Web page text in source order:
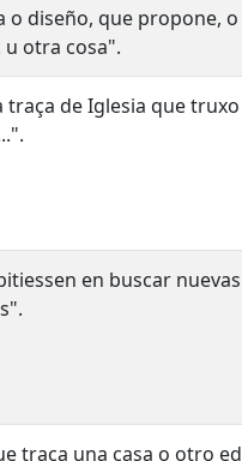
o diseño, que propone,
otra cosa".
traça de Iglesia que
en buscar
traça una casa o otro